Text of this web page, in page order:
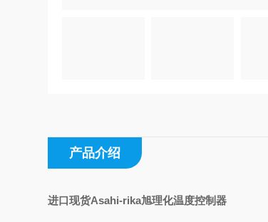
产品介绍
进口现货Asahi-rika旭理化温度控制器